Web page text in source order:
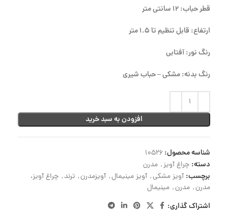
قطر حباب: 12 سانتی متر
ارتفاع: قابل تنظیم تا 1.5 متر
رنگ نور: آفتابی
رنگ بدنه: مشکی – حباب شیری
افزودن به سبد خرید
شناسه محصول:10526
دسته: چراغ آویز, مدرن
برچسب: آویز مشکی, آویز مینیمال, آویزمدرن, ترند, چراغ آویز،
مدرن, مدرن, مینیمال
اشتراک گذاری: